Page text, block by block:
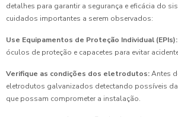
detalhes para garantir a segurança e eficácia do
cuidados importantes a serem observados:
Use Equipamentos de Proteção Individual (EPIs):
óculos de proteção e capacetes para evitar
Verifique as condições dos eletrodutos:Antes
eletrodutos galvanizados detectando possíveis
que possam comprometer a instalação.